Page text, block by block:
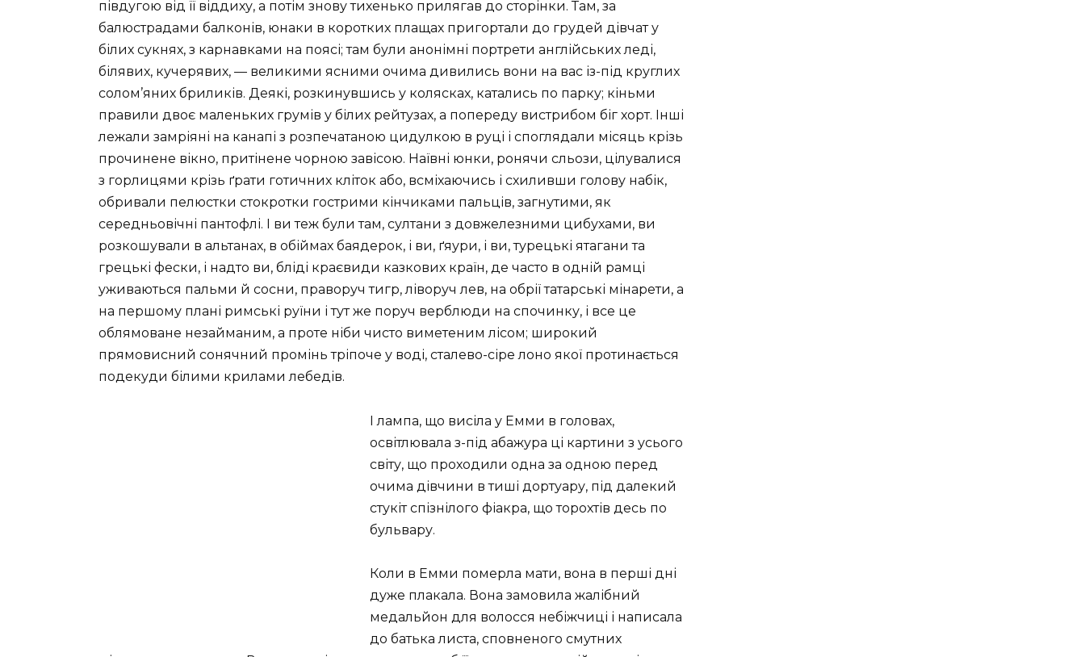
півдугою від її віддиху, а потім знову тихенько прилягав до сторінки. Там, за
балюстрадами балконів, юнаки в коротких плащах пригортали до грудей дівчат у
білих сукнях, з карнавками на поясі; там були анонімні портрети англійських леді,
білявих, кучерявих, — великими ясними очима дивились вони на вас із-під круглих
солом’яних бриликів. Деякі, розкинувшись у колясках, катались по парку; кіньми
правили двоє маленьких грумів у білих рейтузах, а попереду вистрибом біг хорт. Інші
лежали замріяні на канапі з розпечатаною цидулкою в руці і споглядали місяць крізь
прочинене вікно, притінене чорною завісою. Наївні юнки, ронячи сльози, цілувалися
з горлицями крізь ґрати готичних кліток або, всміхаючись і схиливши голову набік,
обривали пелюстки стокротки гострими кінчиками пальців, загнутими, як
середньовічні пантофлі. І ви теж були там, султани з довжелезними цибухами, ви
розкошували в альтанах, в обіймах баядерок, і ви, ґяури, і ви, турецькі ятагани та
грецькі фески, і надто ви, бліді краєвиди казкових країн, де часто в одній рамці
уживаються пальми й сосни, праворуч тигр, ліворуч лев, на обрії татарські мінарети, а
на першому плані римські руїни і тут же поруч верблюди на спочинку, і все це
облямоване незайманим, а проте ніби чисто виметеним лісом; широкий
прямовисний сонячний промінь тріпоче у воді, сталево-сіре лоно якої протинається
подекуди білими крилами лебедів.
І лампа, що висіла у Емми в головах,
освітлювала з-під абажура ці картини з усього
світу, що проходили одна за одною перед
очима дівчини в тиші дортуару, під далекий
стукіт спізнілого фіакра, що торохтів десь по
бульвару.
Коли в Емми померла мати, вона в перші дні
дуже плакала. Вона замовила жалібний
медальйон для волосся небіжчиці і написала
до батька листа, сповненого смутних